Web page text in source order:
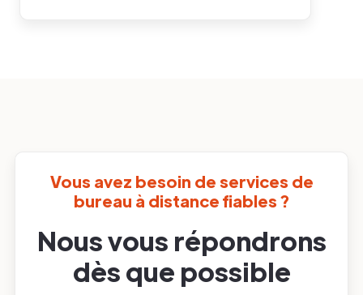
Vous avez besoin de services de
bureau à distance fiables ?
Nous vous répondrons
dès que possible